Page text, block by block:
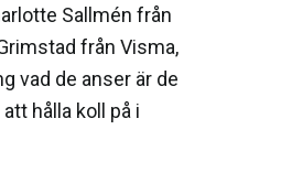
Sallmén från
från Visma,
vad de anser är de
hålla koll på i